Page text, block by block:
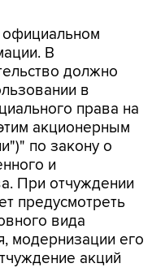
должно
в
права на
акционерным
по закону о
и
При отчуждении
предусмотреть
вида
модернизации его
акций
юрлицам, прямо
их контролем.